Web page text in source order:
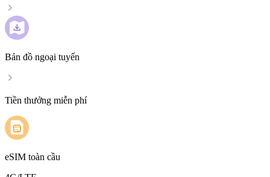
Bản đồ ngoại tuyến
Tiền thưởng miễn phí
eSIM toàn cầu